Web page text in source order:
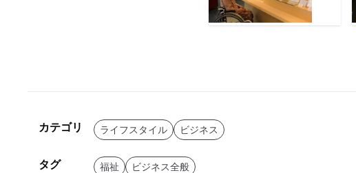
カテゴリ ライフスタイル ビジネス
タグ 福祉 ビジネス全般